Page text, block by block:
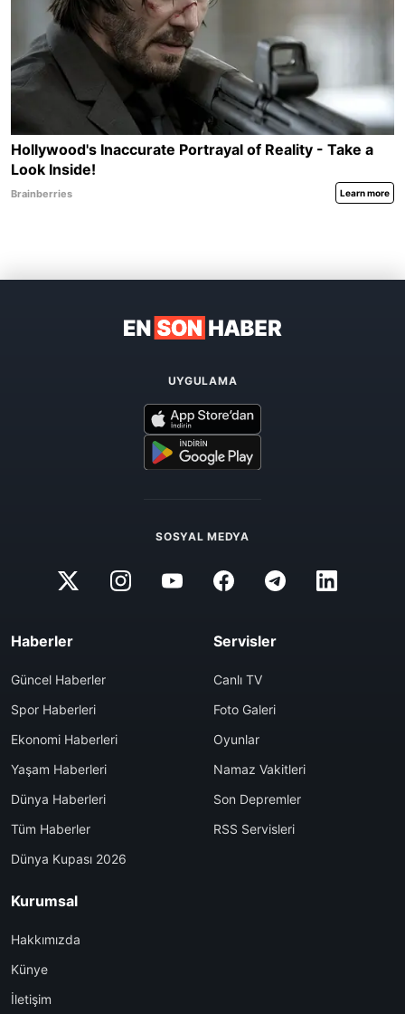
UYGULAMA
SOSYAL MEDYA
Haberler
Güncel Haberler
Spor Haberleri
Ekonomi Haberleri
Yaşam Haberleri
Dünya Haberleri
Tüm Haberler
Dünya Kupası 2026
Servisler
Canlı TV
Foto Galeri
Oyunlar
Namaz Vakitleri
Son Depremler
RSS Servisleri
Kurumsal
Hakkımızda
Künye
İletişim